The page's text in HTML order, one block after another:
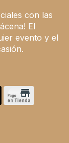
con las
El
evento y el